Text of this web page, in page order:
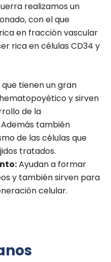
realizamos un
con el que
en fracción vascular
rica en células CD34 y
que tienen un gran
y sirven
de la
también
de las células que
tratados.
Ayudan a formar
y también sirven para
celular.